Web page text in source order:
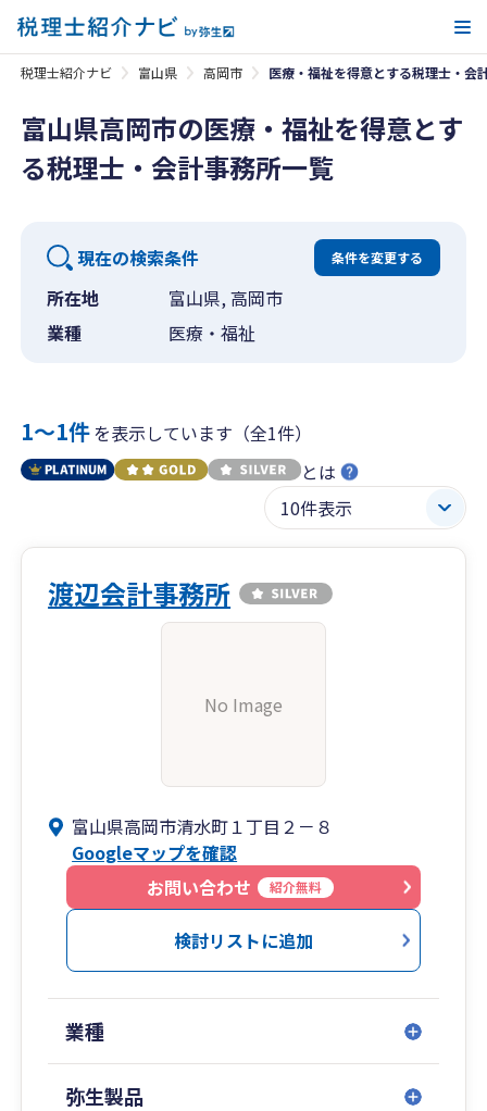
税理士紹介ナビ 富山県 高岡市 医療・福祉を得意とする税理士・会
富山県高岡市の医療・福祉を得意とす
る税理士・会計事務所一覧
現在の検索条件 条件を変更する
所在地
富山県, 高岡市
業種
医療・福祉
1〜1件を表示しています（全1件）
とは
渡辺会計事務所
No Image
富山県高岡市清水町１丁目２－８
Googleマップを確認
お問い合わせ
紹介無料
検討リストに追加
業種
弥生製品